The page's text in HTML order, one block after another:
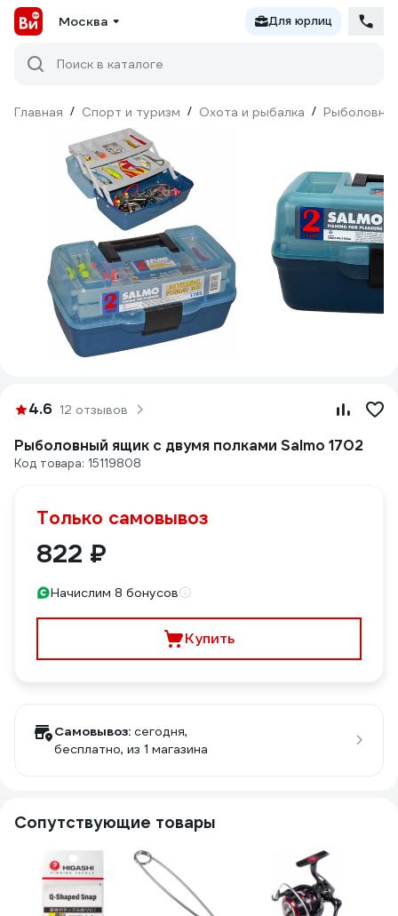
Москва Для юрлиц
Поиск в каталоге
Главная / Спорт и туризм / Охота и рыбалка /
4.6 12 отзывов
Рыболовный ящик с двумя полками Salmo 1702
Код товара: 15119808
Только самовывоз
822 ₽
Начислим 8 бонусов
Купить
Самовывоз: сегодня,
бесплатно, из 1 магазина
Сопутствующие товары